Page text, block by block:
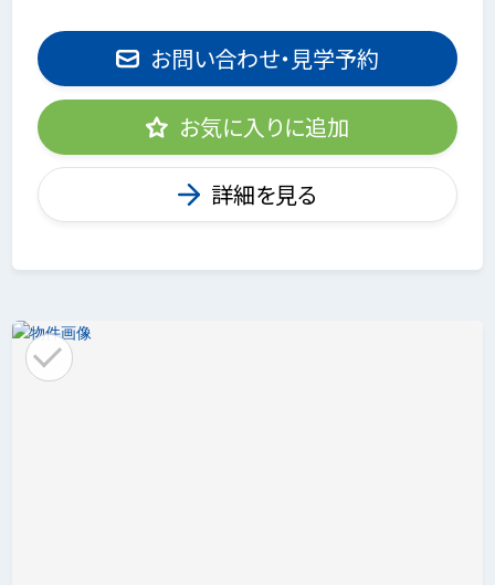
お問い合わせ・見学予約
お気に入りに追加
詳細を見る